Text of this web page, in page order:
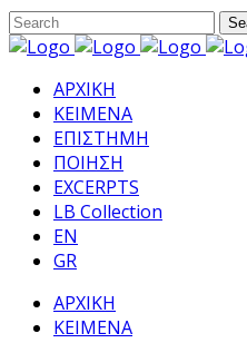
ΑΡΧΙΚΗ
ΚΕΙΜΕΝΑ
ΕΠΙΣΤΗΜΗ
ΠΟΙΗΣΗ
EXCERPTS
LB Collection
EN
GR
ΑΡΧΙΚΗ
ΚΕΙΜΕΝΑ